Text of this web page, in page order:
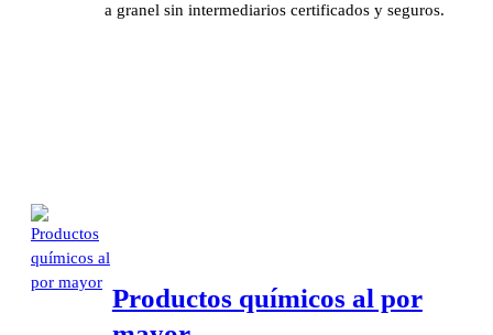
a granel sin intermediarios certificados y seguros.
Productos químicos al por